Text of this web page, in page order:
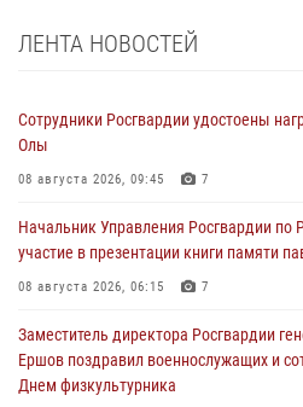
ЛЕНТА НОВОСТЕЙ
Сотрудники Росгвардии удостоены
Олы
08 августа 2026, 09:45 7
Начальник Управления Росгвардии по
участие в презентации книги памяти
08 августа 2026, 06:15 7
Заместитель директора Росгвардии
Ершов поздравил военнослужащих и
Днем физкультурника